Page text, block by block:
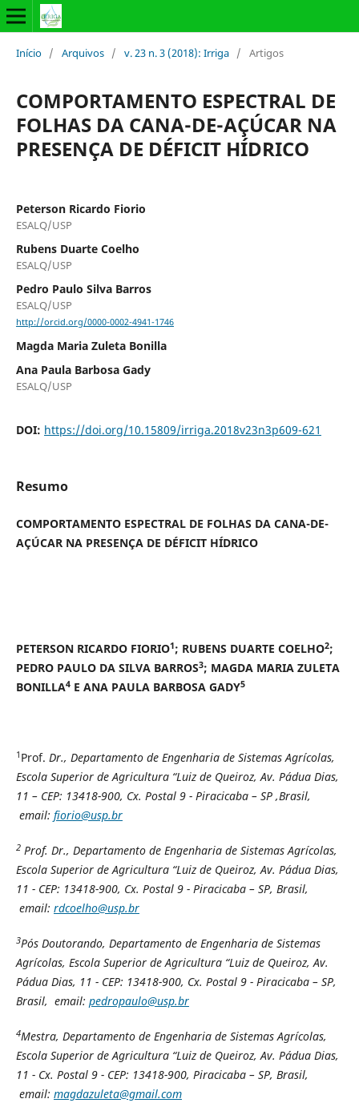
Início / Arquivos / v. 23 n. 3 (2018): Irriga / Artigos
COMPORTAMENTO ESPECTRAL DE
FOLHAS DA CANA-DE-AÇÚCAR NA
PRESENÇA DE DÉFICIT HÍDRICO
Peterson Ricardo Fiorio
ESALQ/USP
Rubens Duarte Coelho
ESALQ/USP
Pedro Paulo Silva Barros
ESALQ/USP
http://orcid.org/0000-0002-4941-1746
Magda Maria Zuleta Bonilla
Ana Paula Barbosa Gady
ESALQ/USP
DOI: https://doi.org/10.15809/irriga.2018v23n3p609-621
Resumo
COMPORTAMENTO ESPECTRAL DE FOLHAS DA CANA-DE-
AÇÚCAR NA PRESENÇA DE DÉFICIT HÍDRICO
PETERSON RICARDO FIORIO1; RUBENS DUARTE COELHO2;
PEDRO PAULO DA SILVA BARROS3; MAGDA MARIA ZULETA
BONILLA4E ANA PAULA BARBOSA GADY5
1 Prof. Dr., Departamento de Engenharia de Sistemas Agrícolas,
Escola Superior de Agricultura “Luiz de Queiroz, Av. Pádua Dias,
11 – CEP: 13418-900, Cx. Postal 9 - Piracicaba – SP ,Brasil,
email: fiorio@usp.br
2Prof. Dr., Departamento de Engenharia de Sistemas Agrícolas,
Escola Superior de Agricultura “Luiz de Queiroz, Av. Pádua Dias,
11 - CEP: 13418-900, Cx. Postal 9 - Piracicaba – SP, Brasil,
email: rdcoelho@usp.br
3Pós Doutorando, Departamento de Engenharia de Sistemas
Agrícolas, Escola Superior de Agricultura “Luiz de Queiroz, Av.
Pádua Dias, 11 - CEP: 13418-900, Cx. Postal 9 - Piracicaba – SP,
Brasil, email: pedropaulo@usp.br
4Mestra, Departamento de Engenharia de Sistemas Agrícolas,
Escola Superior de Agricultura “Luiz de Queiroz, Av. Pádua Dias,
11 - Cx. Postal 9 - CEP: 13418-900, Piracicaba – SP, Brasil,
email: magdazuleta@gmail.com